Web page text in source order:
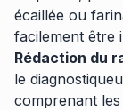
écaillée ou
facilement être
Rédaction du
le
comprenant